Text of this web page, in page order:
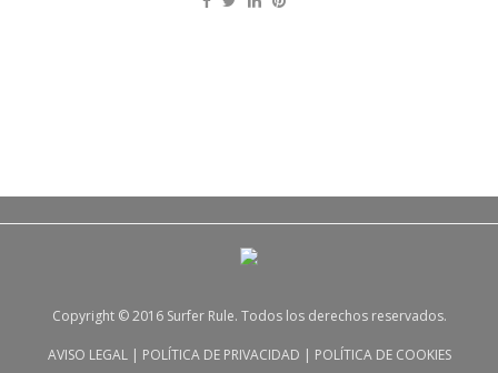
Copyright © 2016 Surfer Rule. Todos los derechos reservados.
AVISO LEGAL| POLÍTICA DE PRIVACIDAD | POLÍTICA DE COOKIES